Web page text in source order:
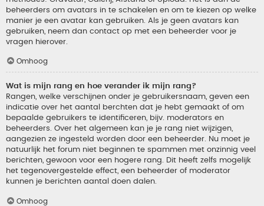
beheerders om avatars in te schakelen en om te kiezen op welke
manier je een avatar kan gebruiken. Als je geen avatars kan
gebruiken, neem dan contact op met een beheerder voor je
vragen hierover.
Omhoog
Wat is mijn rang en hoe verander ik mijn rang?
Rangen, welke verschijnen onder je gebruikersnaam, geven een
indicatie over het aantal berchten dat je hebt gemaakt of om
bepaalde gebruikers te identificeren, bijv. moderators en
beheerders. Over het algemeen kan je je rang niet wijzigen,
aangezien ze ingesteld worden door een beheerder. Nu moet je
natuurlijk het forum niet beginnen te spammen met onzinnig veel
berichten, gewoon voor een hogere rang. Dit heeft zelfs mogelijk
het tegenovergestelde effect, een beheerder of moderator
kunnen je berichten aantal doen dalen.
Omhoog